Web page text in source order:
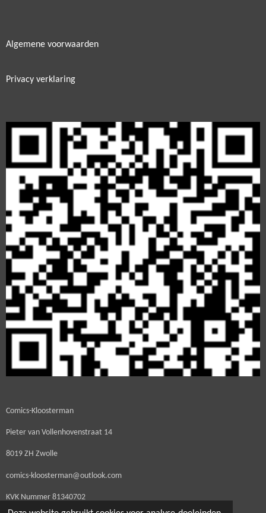
Algemene voorwaarden
Privacy verklaring
Comics-Kloosterman
Pieter van Vollenhovenstraat 14
8019 ZH Zwolle
comics-kloosterman@outlook.com
KVK Nummer 81340702